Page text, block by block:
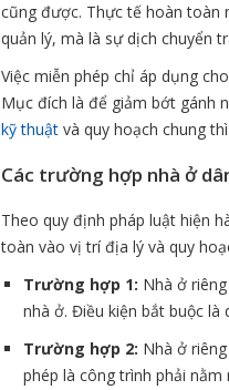
cũng được. Thực tế hoàn toàn
quản lý, mà là sự dịch chuyển
Việc miễn phép chỉ áp dụng
Mục đích là để giảm bớt gánh
kỹ thuật và quy hoạch chung
Các trường hợp nhà ở
Theo quy định pháp luật hiện
toàn vào vị trí địa lý và quy
Trường hợp 1: Nhà ở
nhà ở. Điều kiện bắt buộc
Trường hợp 2: Nhà ở
phép là công trình phải